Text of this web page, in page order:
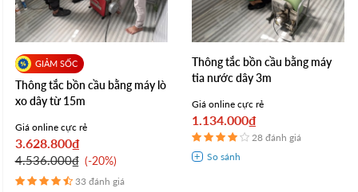
Thông tắc bồn cầu bằng máy lò
xo dây từ 15m
Giá online cực rẻ
3.628.800₫
4.536.000₫ -20%
33 đánh giá
Thông tắc bồn cầu bằng máy
tia nước dây 3m
Giá online cực rẻ
1.134.000₫
28 đánh giá